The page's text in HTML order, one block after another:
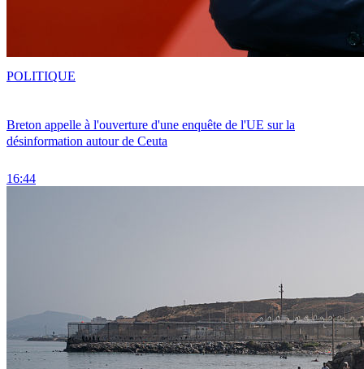
Breton appelle à l'ouverture d'une enquête de l'UE sur la
désinformation autour de Ceuta
16:44
POLITIQUE